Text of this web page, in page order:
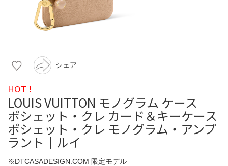
シェア
HOT !
LOUIS VUITTON モノグラム ケース
ポシェット・クレ カード＆キーケース
ポシェット・クレ モノグラム・アンプ
ラント｜ルイ
※DTCASADESIGN.COM 限定モデル